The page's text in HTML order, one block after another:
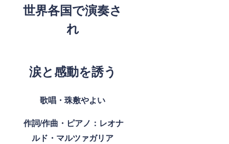
世界各国で演奏さ
れ
涙と感動を誘う
歌唱・珠敷やよい
作詞/作曲・ピアノ：レオナ
ルド・マルツァガリア